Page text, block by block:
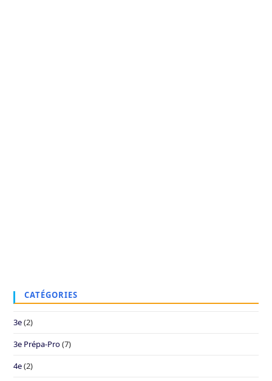
CATÉGORIES
3e(2)
3e Prépa-Pro(7)
4e(2)